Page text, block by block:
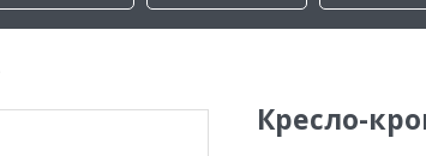
Кресло-